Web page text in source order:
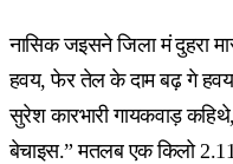
नासिक जइसने जिला मं दुहरा
हवय, फेर तेल के दाम बढ़ गे हवय.
सुरेश कारभारी गायकवाड़
बेचाइस.” मतलब एक किलो